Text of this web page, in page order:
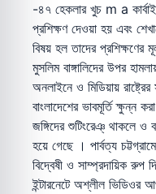
-৪৭ হেকলার খুচ m a
প্রশিক্ষণ দেওয়া হয় এবং
বিষয় হল তাদের প্রশিক্ষণের
মুসলিম বাঙ্গালিদের উপর
অনলাইনে ও মিডিয়ায়
বাংলাদেশের ভাবমূর্তি ক্ষুন্ন
জঙ্গিদের শুটিংরেঞ্ থাকলে ও
হয়ে গেছে । পার্বত্য
বিদ্বেষী ও সাম্প্রদায়িক রুপ
ইন্টারনেটে অশ্লীল